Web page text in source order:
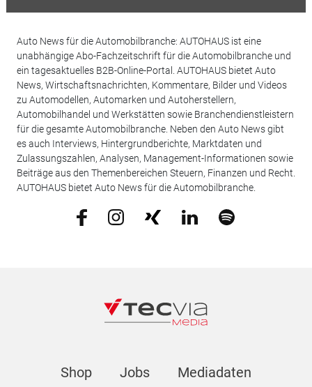
Auto News für die Automobilbranche: AUTOHAUS ist eine
unabhängige Abo-Fachzeitschrift für die Automobilbranche und
ein tagesaktuelles B2B-Online-Portal. AUTOHAUS bietet Auto
News, Wirtschaftsnachrichten, Kommentare, Bilder und Videos
zu Automodellen, Automarken und Autoherstellern,
Automobilhandel und Werkstätten sowie Branchendienstleistern
für die gesamte Automobilbranche. Neben den Auto News gibt
es auch Interviews, Hintergrundberichte, Marktdaten und
Zulassungszahlen, Analysen, Management-Informationen sowie
Beiträge aus den Themenbereichen Steuern, Finanzen und Recht.
AUTOHAUS bietet Auto News für die Automobilbranche.
Shop Jobs Mediadaten